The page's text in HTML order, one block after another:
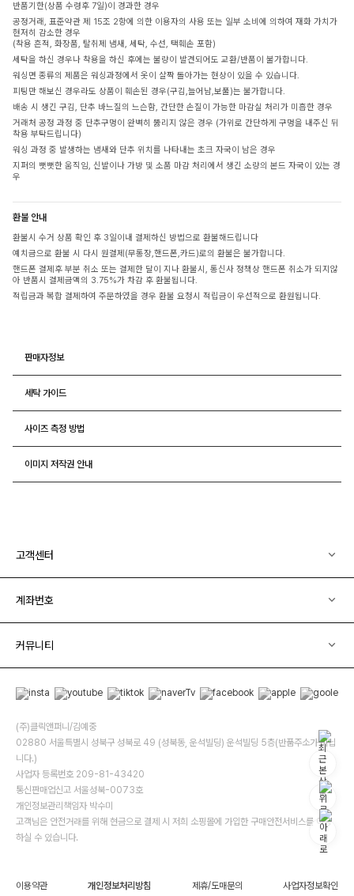
반품기한(상품 수령후 7일)이 경과한 경우
공정거래, 표준약관 제 15조 2항에 의한 이용자의 사용 또는 일부 소비에 의하여 재화 가치가
현저히 감소한 경우
(착용 흔적, 화장품, 탈취제 냄새, 세탁, 수선, 택훼손 포함)
세탁을 하신 경우나 착용을 하신 후에는 불량이 발견되어도 교환/반품이 불가합니다.
워싱면 종류의 제품은 워싱과정에서 옷이 살짝 돌아가는 현상이 있을 수 있습니다.
피팅만 해보신 경우라도 상품이 훼손된 경우(구김,늘어남,보풀)는 불가합니다.
배송 시 생긴 구김, 단추 바느질의 느슨함, 간단한 손질이 가능한 마감실 처리가 미흡한 경우
거래처 공정 과정 중 단추구멍이 완벽히 뚫리지 않은 경우 (가위로 간단하게 구멍을 내주신 뒤
착용 부탁드립니다)
워싱 과정 중 발생하는 냄새와 단추 위치를 나타내는 초크 자국이 남은 경우
지퍼의 뻣뻣한 움직임, 신발이나 가방 및 소품 마감 처리에서 생긴 소량의 본드 자국이 있는 경
우
환불 안내
환불시 수거 상품 확인 후 3일이내 결제하신 방법으로 환불해드립니다
예치금으로 환불 시 다시 원결제(무통장,핸드폰,카드)로의 환불은 불가합니다.
핸드폰 결제후 부분 취소 또는 결제한 달이 지나 환불시, 통신사 정책상 핸드폰 취소가 되지않
아 반품시 결제금액의 3.75%가 차감 후 환불됩니다.
적립금과 복합 결제하여 주문하였을 경우 환불 요청시 적립금이 우선적으로 환원됩니다.
판매자정보
세탁 가이드
사이즈 측정 방법
이미지 저작권 안내
고객센터
계좌번호
커뮤니티
(주)클릭앤퍼니/김예중
02880 서울특별시 성북구 성북로 49 (성북동, 운석빌딩) 운석빌딩 5층(반품주소가 아닙
니다.)
사업자 등록번호 209-81-43420
통신판매업신고 서울성북-0073호
개인정보관리책임자 박수미
고객님은 안전거래를 위해 현금으로 결제 시 저희 소핑몰에 가입한 구매안전서비스를 이용
하실 수 있습니다.
이용약관 개인정보처리방침 제휴/도매문의 사업자정보확인